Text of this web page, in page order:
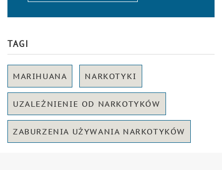
TAGI
MARIHUANA NARKOTYKI
UZALEŻNIENIE OD NARKOTYKÓW
ZABURZENIA UŻYWANIA NARKOTYKÓW